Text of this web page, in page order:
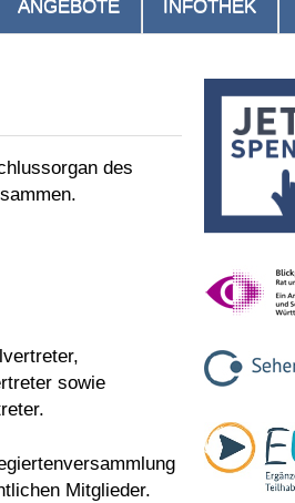
ANGEBOTE INFOTHEK
des
sowie
Mitglieder.